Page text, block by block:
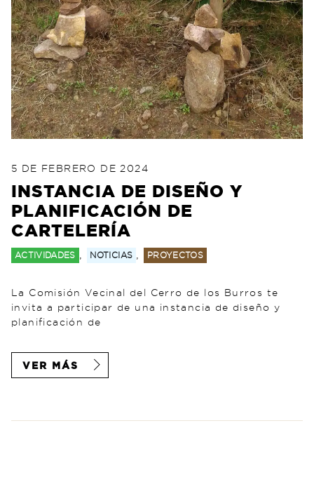
POSTED ON
5 DE FEBRERO DE 2024
INSTANCIA DE DISEÑO Y
PLANIFICACIÓN DE
CARTELERÍA
ACTIVIDADES NOTICIAS PROYECTOS
La Comisión Vecinal del Cerro de los Burros te
invita a participar de una instancia de diseño y
planificación de
VER MÁS